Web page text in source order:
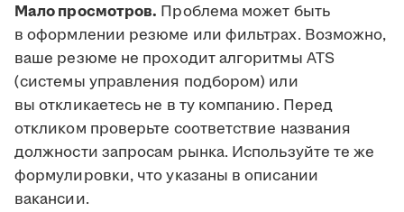
Мало просмотров. Проблема может быть
в оформлении резюме или фильтрах. Возможно,
ваше резюме не проходит алгоритмы ATS
(системы управления подбором) или
вы откликаетесь не в ту компанию. Перед
откликом проверьте соответствие названия
должности запросам рынка. Используйте те же
формулировки, что указаны в описании
вакансии.